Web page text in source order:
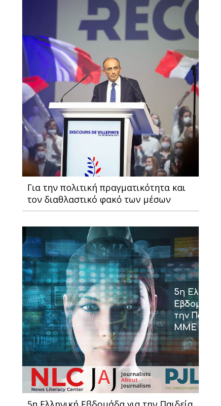
Για την πολιτική πραγματικότητα και
τον διαθλαστικό φακό των μέσων